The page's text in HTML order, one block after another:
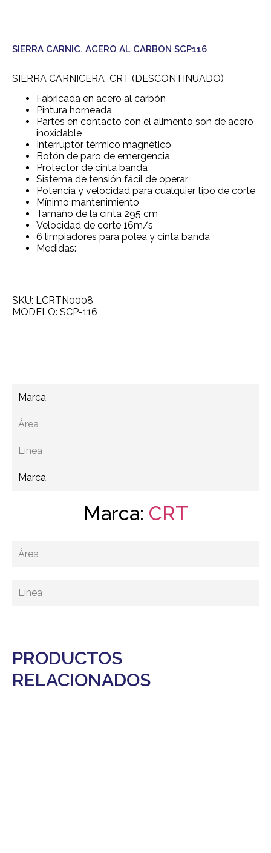
SIERRA CARNIC. ACERO AL CARBON SCP116
SIERRA CARNICERA CRT (DESCONTINUADO)
Fabricada en acero al carbón
Pintura horneada
Partes en contacto con el alimento son de acero
inoxidable
Interruptor térmico magnético
Botón de paro de emergencia
Protector de cinta banda
Sistema de tensión fácil de operar
Potencia y velocidad para cualquier tipo de corte
Mínimo mantenimiento
Tamaño de la cinta 295 cm
Velocidad de corte 16m/s
6 limpiadores para polea y cinta banda
Medidas:
SKU: LCRTN0008
MODELO: SCP-116
Marca
Área
Línea
Marca
Marca: CRT
Área
Línea
PRODUCTOS
RELACIONADOS